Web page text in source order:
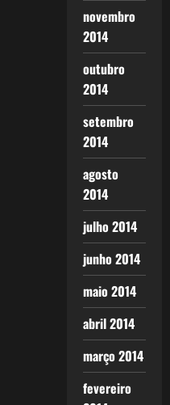
novembro
2014
outubro
2014
setembro
2014
agosto
2014
julho 2014
junho 2014
maio 2014
abril 2014
março 2014
fevereiro